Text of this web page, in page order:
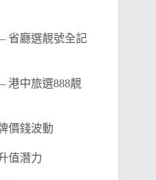
省廳選靚號全記
港中旅選888靚
價錢波動
值潛力